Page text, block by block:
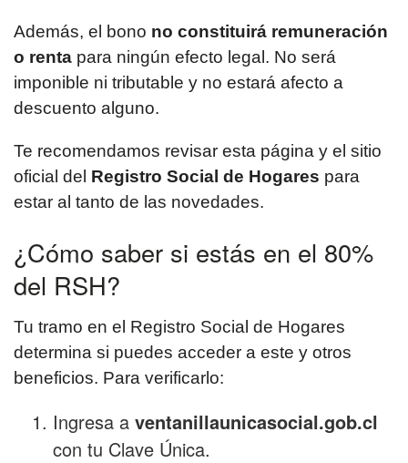
Además, el bono no constituirá remuneración
o renta para ningún efecto legal. No será
imponible ni tributable y no estará afecto a
descuento alguno.
Te recomendamos revisar esta página y el sitio
oficial del Registro Social de Hogares para
estar al tanto de las novedades.
¿Cómo saber si estás en el 80%
del RSH?
Tu tramo en el Registro Social de Hogares
determina si puedes acceder a este y otros
beneficios. Para verificarlo:
Ingresa a ventanillaunicasocial.gob.cl
con tu Clave Única.